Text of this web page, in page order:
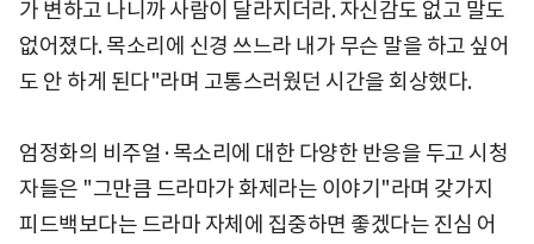
가 변하고 나니까 사람이 달라지더라. 자신감도 없고 말도
없어졌다. 목소리에 신경 쓰느라 내가 무슨 말을 하고 싶어
도 안 하게 된다"라며 고통스러웠던 시간을 회상했다.
엄정화의 비주얼·목소리에 대한 다양한 반응을 두고 시청
자들은 "그만큼 드라마가 화제라는 이야기"라며 갖가지
피드백보다는 드라마 자체에 집중하면 좋겠다는 진심 어